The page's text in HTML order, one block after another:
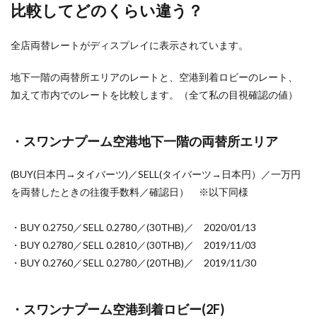
比較してどのくらい違う？
全店両替レートがディスプレイに表示されています。
地下一階の両替所エリアのレートと、空港到着ロビーのレート、
加えて市内でのレートを比較します。（全て私の目視確認の値）
・スワンナプーム空港地下一階の両替所エリア
(BUY(日本円→タイバーツ)／SELL(タイバーツ→日本円）／一万円
を両替したときの往復手数料／確認日） ※以下同様
・BUY 0.2750／SELL 0.2780／(30THB)／ 2020/01/13
・BUY 0.2780／SELL 0.2810／(30THB)／ 2019/11/03
・BUY 0.2760／SELL 0.2780／(20THB)／ 2019/11/30
・スワンナプーム空港到着ロビー(2F)